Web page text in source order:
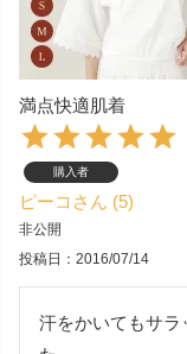
満点快適肌着
購入者
ピーコ 5
非公開
投稿日
2016/07/14
汗をかいてもサラ